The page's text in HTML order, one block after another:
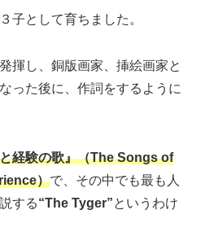
子として育ちました。
揮し、銅版画家、挿絵画家と
った後に、作詞をするように
経験の歌』（The Songs of
）で、その中でも最も人
する“The Tyger”というわけ